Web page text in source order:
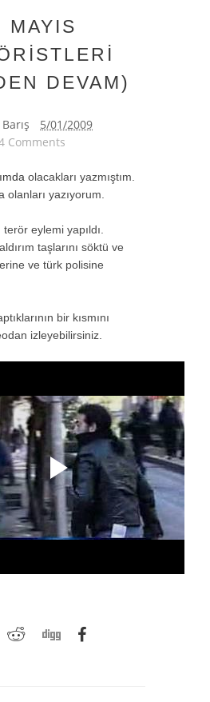
MAYIS
DEVAM)
5/01/2009
Comments
olacakları yazmıştım.
olanları yazıyorum.
eylemi yapıldı.
taşlarını söktü ve
ve türk polisine
bir kısmını
izleyebilirsiniz.